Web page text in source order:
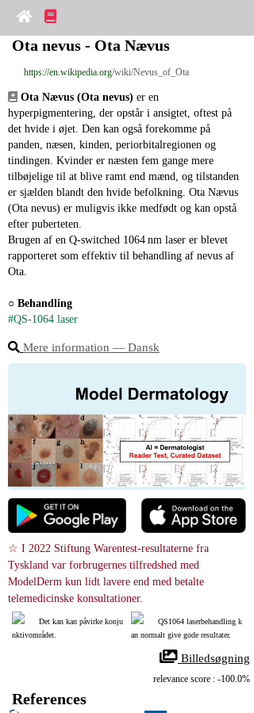
Ota nevus - Ota Nævus
https://en.wikipedia.org/wiki/Nevus_of_Ota
Ota Nævus (Ota nevus) er en
hyperpigmentering, der opstår i ansigtet, oftest på
det hvide i øjet. Den kan også forekomme på
panden, næsen, kinden, periorbitalregionen og
tindingen. Kvinder er næsten fem gange mere
tilbøjelige til at blive ramt end mænd, og tilstanden
er sjælden blandt den hvide befolkning. Ota Nævus
(Ota nevus) er muligvis ikke medfødt og kan opstå
efter puberteten.
Brugen af en Q‑switched 1064 nm laser er blevet
rapporteret som effektiv til behandling af nevus af
Ota.
○ Behandling
#QS-1064 laser
Mere information ― Dansk
☆ I 2022 Stiftung Warentest-resultaterne fra
Tyskland var forbrugernes tilfredshed med
ModelDerm kun lidt lavere end med betalte
telemedicinske konsultationer.
Det kan kan påvirke konju
nktivområdet.
QS1064 laserbehandling k
an normalt give gode resultater.
Billedsøgning
relevance score : -100.0%
References